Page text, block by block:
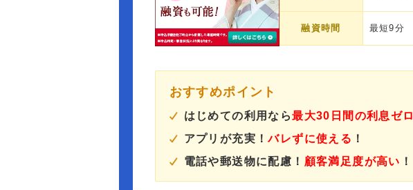
融資時間 最短9分
おすすめポイント
はじめての利用なら最大30日間の利息ゼロ
アプリが充実！バレずに使える ！
電話や郵送物に配慮！ 顧客満足度が高い ！